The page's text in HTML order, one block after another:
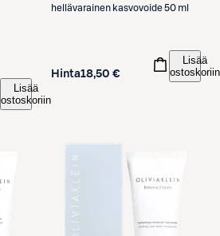
Lisää
ostoskoriin
hellävarainen kasvovoide 50 ml
Hinta18,50 €
Lisää
ostoskoriin